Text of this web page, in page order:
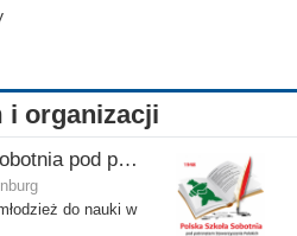
i organizacji
Polska Szkoła Sobotnia pod patronatem SPK w Edynburgu - Filia Gilmerton
do nauki w